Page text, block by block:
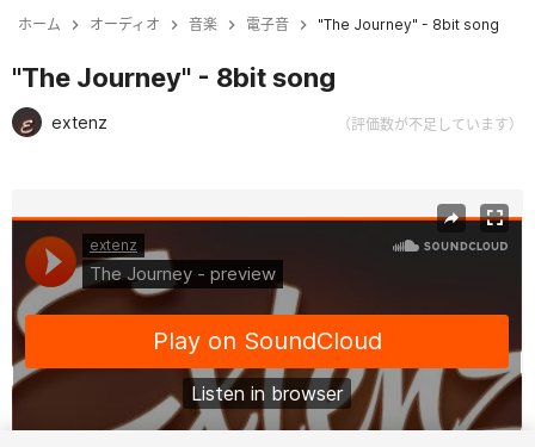
ホーム オーディオ 音楽 電子音 "The Journey" - 8bit song
"The Journey" - 8bit song
extenz （評価数が不足しています）